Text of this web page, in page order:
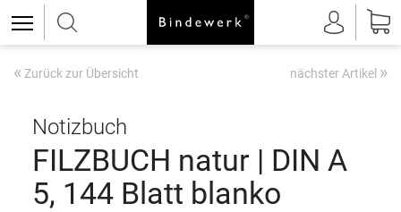
« Zurück zur Übersicht nächster Artikel »
Notizbuch
FILZBUCH natur | DIN A
5, 144 Blatt blanko